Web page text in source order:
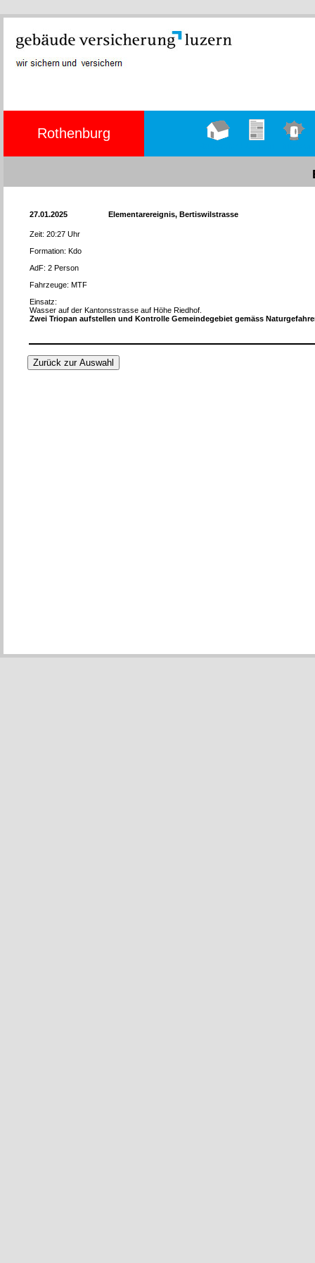
Rothenburg
27.01.2025 Elementarereignis, Bertiswilstrasse
Zeit: 20:27 Uhr
Formation: Kdo
AdF: 2 Person
Fahrzeuge: MTF
Einsatz:
Wasser auf der Kantonsstrasse auf Höhe Riedhof.
Zwei Triopan aufstellen und Kontrolle Gemeindegebiet gemäss
Zurück zur Auswahl